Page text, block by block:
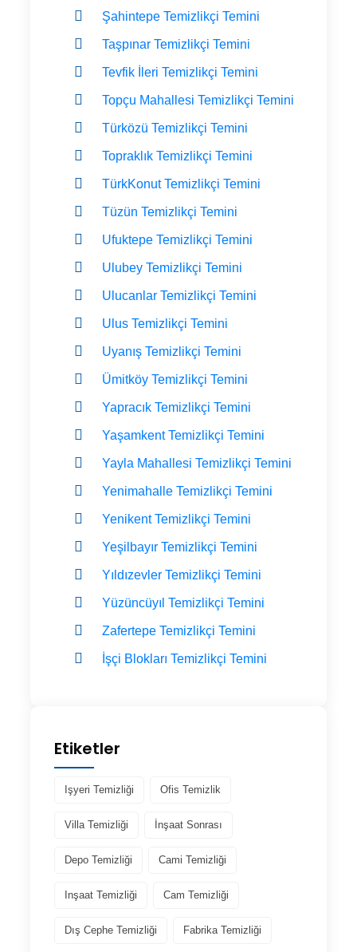
Şahintepe Temizlikçi Temini
Taşpınar Temizlikçi Temini
Tevfik İleri Temizlikçi Temini
Topçu Mahallesi Temizlikçi Temini
Türközü Temizlikçi Temini
Topraklık Temizlikçi Temini
TürkKonut Temizlikçi Temini
Tüzün Temizlikçi Temini
Ufuktepe Temizlikçi Temini
Ulubey Temizlikçi Temini
Ulucanlar Temizlikçi Temini
Ulus Temizlikçi Temini
Uyanış Temizlikçi Temini
Ümitköy Temizlikçi Temini
Yapracık Temizlikçi Temini
Yaşamkent Temizlikçi Temini
Yayla Mahallesi Temizlikçi Temini
Yenimahalle Temizlikçi Temini
Yenikent Temizlikçi Temini
Yeşilbayır Temizlikçi Temini
Yıldızevler Temizlikçi Temini
Yüzüncüyıl Temizlikçi Temini
Zafertepe Temizlikçi Temini
İşçi Blokları Temizlikçi Temini
Etiketler
Işyeri Temizliği Ofis Temizlik
Villa Temizliği İnşaat Sonrası
Depo Temizliği Cami Temizliği
Inşaat Temizliği Cam Temizliği
Dış Cephe Temizliği Fabrika Temizliği